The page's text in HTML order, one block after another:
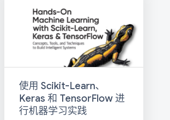
使用 Scikit-Learn、
Keras 和 TensorFlow 进
行机器学习实践